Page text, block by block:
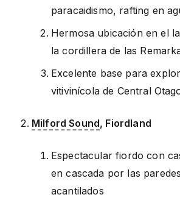
paracaidismo, rafting en
Hermosa ubicación en el
la cordillera de las
Excelente base para
vitivinícola de Central
Milford Sound, Fiordland
Espectacular fiordo con
en cascada por las
acantilados